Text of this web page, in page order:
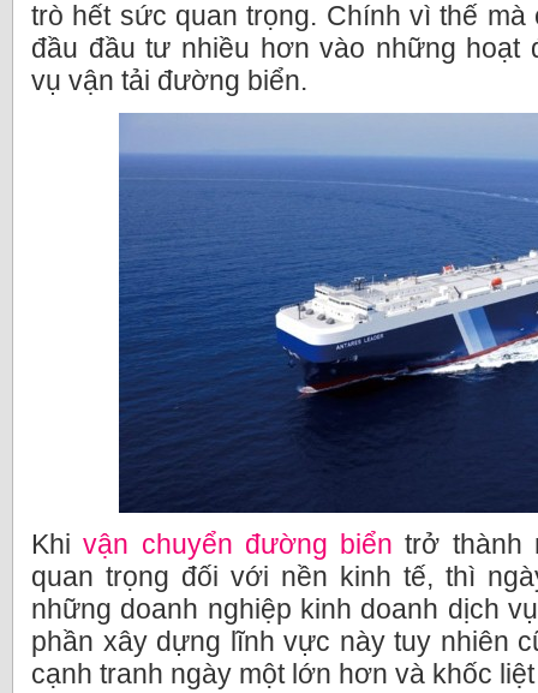
trò hết sức quan trọng. Chính vì thế mà
đầu đầu tư nhiều hơn vào những hoạt
vụ vận tải đường biển.
Khivận chuyển đường biển trở thành
quan trọng đối với nền kinh tế, thì
những doanh nghiệp kinh doanh dịch
phần xây dựng lĩnh vực này tuy nhiên
cạnh tranh ngày một lớn hơn và khốc